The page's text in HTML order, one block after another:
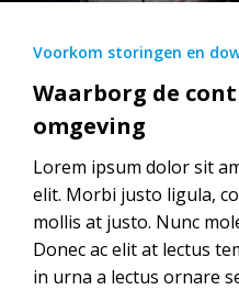
Voorkom storingen en
Waarborg de
omgeving
Lorem ipsum dolor sit
elit. Morbi justo ligula,
mollis at justo. Nunc
Donec ac elit at lectus
in urna a lectus ornare